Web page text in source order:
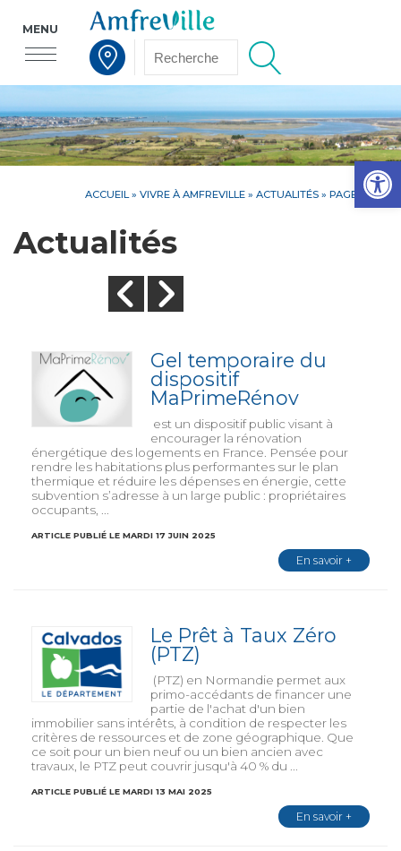
Voir la carte interactive
MENU
ACCUEIL » VIVRE À AMFREVILLE » ACTUALITÉS » PAGE 2
Actualités
Gel temporaire du
dispositif
MaPrimeRénov
est un dispositif public visant à
encourager la rénovation
énergétique des logements en France. Pensée pour
rendre les habitations plus performantes sur le plan
thermique et réduire les dépenses en énergie, cette
subvention s’adresse à un large public : propriétaires
occupants, ...
ARTICLE PUBLIÉ LE MARDI 17 JUIN 2025
En savoir +
Le Prêt à Taux Zéro
(PTZ)
(PTZ) en Normandie permet aux
primo-accédants de financer une
partie de l'achat d'un bien
immobilier sans intérêts, à condition de respecter les
critères de ressources et de zone géographique. Que
ce soit pour un bien neuf ou un bien ancien avec
travaux, le PTZ peut couvrir jusqu'à 40 % du ...
ARTICLE PUBLIÉ LE MARDI 13 MAI 2025
En savoir +